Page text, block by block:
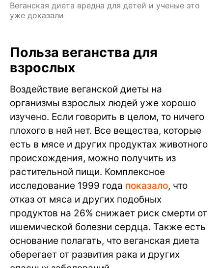
Веганская диета вредна для детей и ученые это
уже доказали
Польза веганства для
взрослых
Воздействие веганской диеты на
организмы взрослых людей уже хорошо
изучено. Если говорить в целом, то ничего
плохого в ней нет. Все вещества, которые
есть в мясе и других продуктах животного
происхождения, можно получить из
растительной пищи. Комплексное
исследование 1999 года показало, что
отказ от мяса и других подобных
продуктов на 26% снижает риск смерти от
ишемической болезни сердца. Также есть
основание полагать, что веганская диета
оберегает от развития рака и других